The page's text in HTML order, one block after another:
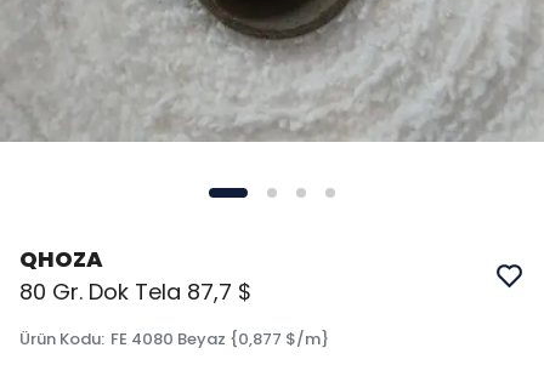
QHOZA
80 Gr. Dok Tela 87,7 $
Ürün Kodu: FE 4080 Beyaz {0,877 $/m}